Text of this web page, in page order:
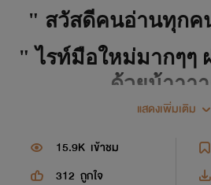
" สวัสดีคนอ่านทุกค
"ไรท์มือใหม่มากๆๆ
ด้วยน้าาาา
อย่าลืมเม้น+ไลค์+ส
😍"
แสดงเพิ่มเติม
15.9K เข้าชม
312 ถูกใจ